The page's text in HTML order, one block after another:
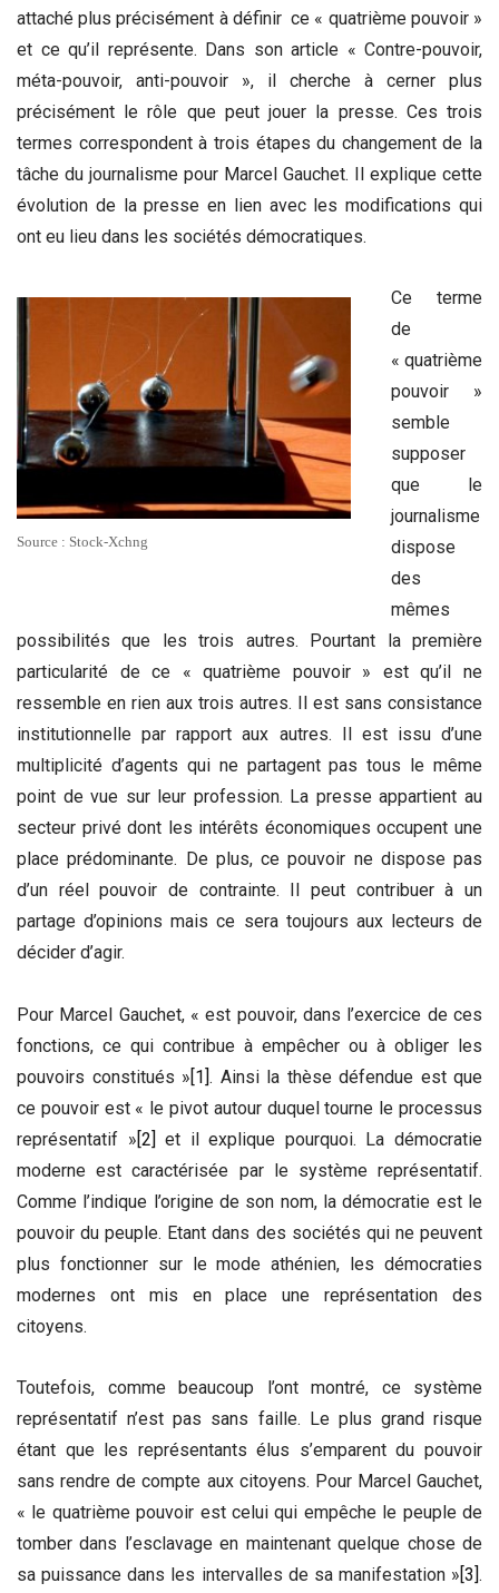
attaché plus précisément à définir ce « quatrième pouvoir »
et ce qu’il représente. Dans son article « Contre-pouvoir,
méta-pouvoir, anti-pouvoir », il cherche à cerner plus
précisément le rôle que peut jouer la presse. Ces trois
termes correspondent à trois étapes du changement de la
tâche du journalisme pour Marcel Gauchet. Il explique cette
évolution de la presse en lien avec les modifications qui
ont eu lieu dans les sociétés démocratiques.
Source : Stock-Xchng
Ce terme
de
« quatrième
pouvoir »
semble
supposer
que le
journalisme
dispose
des
mêmes
possibilités que les trois autres. Pourtant la première
particularité de ce « quatrième pouvoir » est qu’il ne
ressemble en rien aux trois autres. Il est sans consistance
institutionnelle par rapport aux autres. Il est issu d’une
multiplicité d’agents qui ne partagent pas tous le même
point de vue sur leur profession. La presse appartient au
secteur privé dont les intérêts économiques occupent une
place prédominante. De plus, ce pouvoir ne dispose pas
d’un réel pouvoir de contrainte. Il peut contribuer à un
partage d’opinions mais ce sera toujours aux lecteurs de
décider d’agir.
Pour Marcel Gauchet, « est pouvoir, dans l’exercice de ces
fonctions, ce qui contribue à empêcher ou à obliger les
pouvoirs constitués »[1]. Ainsi la thèse défendue est que
ce pouvoir est « le pivot autour duquel tourne le processus
représentatif »[2] et il explique pourquoi. La démocratie
moderne est caractérisée par le système représentatif.
Comme l’indique l’origine de son nom, la démocratie est le
pouvoir du peuple. Etant dans des sociétés qui ne peuvent
plus fonctionner sur le mode athénien, les démocraties
modernes ont mis en place une représentation des
citoyens.
Toutefois, comme beaucoup l’ont montré, ce système
représentatif n’est pas sans faille. Le plus grand risque
étant que les représentants élus s’emparent du pouvoir
sans rendre de compte aux citoyens. Pour Marcel Gauchet,
« le quatrième pouvoir est celui qui empêche le peuple de
tomber dans l’esclavage en maintenant quelque chose de
sa puissance dans les intervalles de sa manifestation »[3].